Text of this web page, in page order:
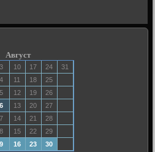
Август
3 10 17 24
31
4 11 18
25
5 12 19
26
6 13 20
27
7 14 21
28
8 15 22
29
9 16 23 30